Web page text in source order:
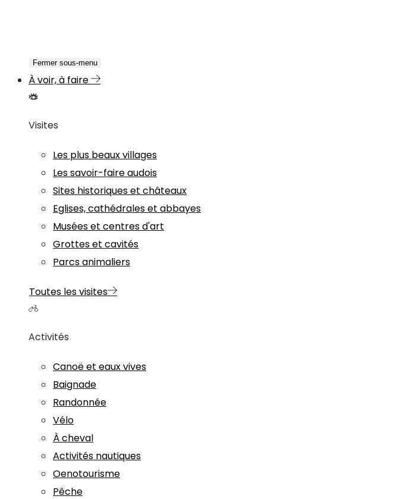
Fermer sous-menu
À voir, à faire
Visites
Les plus beaux villages
Les savoir-faire audois
Sites historiques et châteaux
Eglises, cathédrales et abbayes
Musées et centres d'art
Grottes et cavités
Parcs animaliers
Toutes les visites
Activités
Canoë et eaux vives
Baignade
Randonnée
Vélo
À cheval
Activités nautiques
Oenotourisme
Pêche